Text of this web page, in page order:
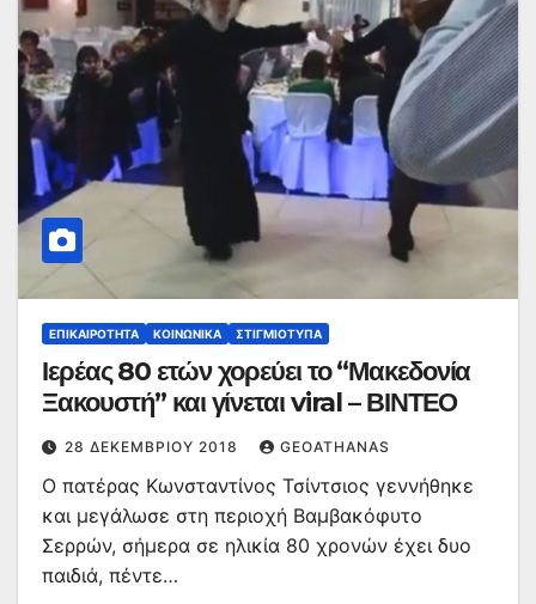
ΕΠΙΚΑΙΡΌΤΗΤΑ ΚΟΙΝΩΝΙΚΆ ΣΤΙΓΜΙΌΤΥΠΑ
Ιερέας 80 ετών χορεύει το “Μακεδονία
Ξακουστή” και γίνεται viral – ΒΙΝΤΕΟ
28 ΔΕΚΕΜΒΡΊΟΥ 2018 GEOATHANAS
Ο πατέρας Κωνσταντίνος Τσίντσιος γεννήθηκε
και μεγάλωσε στη περιοχή Βαμβακόφυτο
Σερρών, σήμερα σε ηλικία 80 χρονών έχει δυο
παιδιά, πέντε…